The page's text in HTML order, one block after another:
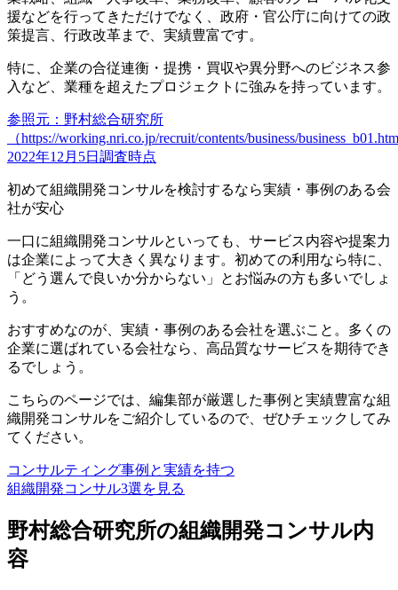
援などを行ってきただけでなく、政府・官公庁に向けての政
策提言、行政改革まで、実績豊富です。
特に、企業の合従連衡・提携・買収や異分野へのビジネス参
入など、業種を超えたプロジェクトに強みを持っています。
参照元：野村総合研究所
（https://working.nri.co.jp/recruit/contents/business/
2022年12月5日調査時点
初めて組織開発コンサルを検討するなら実績・事例のある会
社が安心
一口に組織開発コンサルといっても、サービス内容や提案力
は企業によって大きく異なります。初めての利用なら特に、
「どう選んで良いか分からない」とお悩みの方も多いでしょ
う。
おすすめなのが、実績・事例のある会社を選ぶこと。多くの
企業に選ばれている会社なら、高品質なサービスを期待でき
るでしょう。
こちらのページでは、編集部が厳選した事例と実績豊富な組
織開発コンサルをご紹介しているので、ぜひチェックしてみ
てください。
コンサルティング事例と実績を持つ
組織開発コンサル3選を見る
野村総合研究所の組織開発コンサル内
容